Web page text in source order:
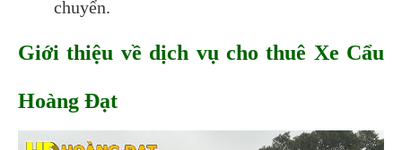
chuyển.
Giới thiệu về dịch vụ cho thuê Xe Cẩu
Hoàng Đạt